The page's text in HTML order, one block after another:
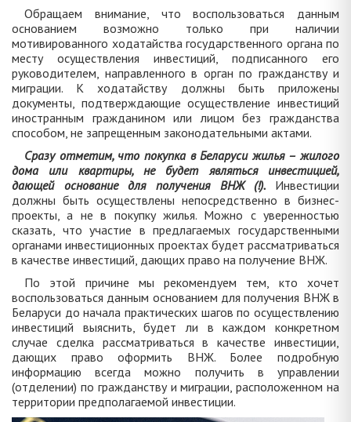
Обращаем внимание, что воспользоваться данным
основанием возможно только при наличии
мотивированного ходатайства государственного органа по
месту осуществления инвестиций, подписанного его
руководителем, направленного в орган по гражданству и
миграции. К ходатайству должны быть приложены
документы, подтверждающие осуществление инвестиций
иностранным гражданином или лицом без гражданства
способом, не запрещенным законодательными актами.
Сразу отметим, что покупка в Беларуси жилья – жилого
дома или квартиры, не будет являться инвестицией,
дающей основание для получения ВНЖ (!). Инвестиции
должны быть осуществлены непосредственно в бизнес-
проекты, а не в покупку жилья. Можно с уверенностью
сказать, что участие в предлагаемых государственными
органами инвестиционных проектах будет рассматриваться
в качестве инвестиций, дающих право на получение ВНЖ.
По этой причине мы рекомендуем тем, кто хочет
воспользоваться данным основанием для получения ВНЖ в
Беларуси до начала практических шагов по осуществлению
инвестиций выяснить, будет ли в каждом конкретном
случае сделка рассматриваться в качестве инвестиции,
дающих право оформить ВНЖ. Более подробную
информацию всегда можно получить в управлении
(отделении) по гражданству и миграции, расположенном на
территории предполагаемой инвестиции.